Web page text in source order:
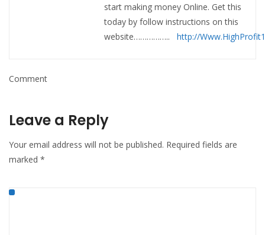
start making money Online. Get this
today by follow instructions on this
website…………….. http://
Comment
Leave a Reply
Your email address will not be published. Required fields are
marked *